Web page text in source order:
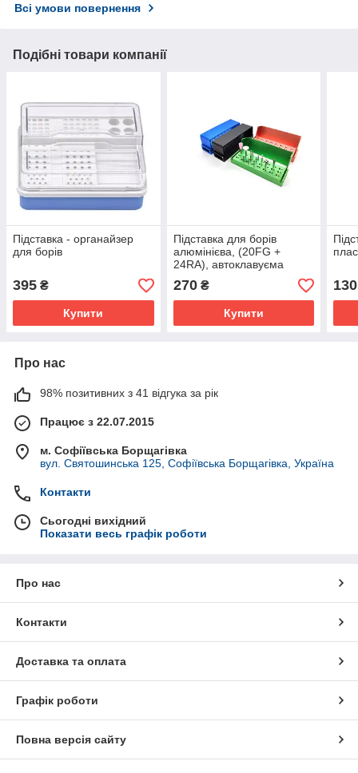
Всі умови повернення
Подібні товари компанії
Підставка - органайзер
для борів
395 ₴
Купити
Підставка для борів
алюмінієва, (20FG +
24RA), автоклавуєма
270₴
Купити
130
Про нас
98% позитивних з 41 відгука за рік
Працює з 22.07.2015
м. Софіївська Борщагівка
вул. Святошинська 125, Софіївська Борщагівка, Україна
Контакти
Сьогодні вихідний
Показати весь графік роботи
Про нас
Контакти
Доставка та оплата
Графік роботи
Повна версія сайту